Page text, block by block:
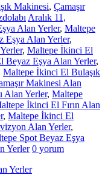
Makinesi, Çamaşır
Aralık 11,
Alan Yerler, Maltepe
Eşya Alan Yerler,
, Maltepe İkinci El
Beyaz Eşya Alan Yerler,
Maltepe İkinci El Bulaşık
Makinesi Alan
Alan Yerler, Maltepe
İkinci El Fırın Alan
, Maltepe İkinci El
Alan Yerler,
Spot Beyaz Eşya
Yerler 0 yorum